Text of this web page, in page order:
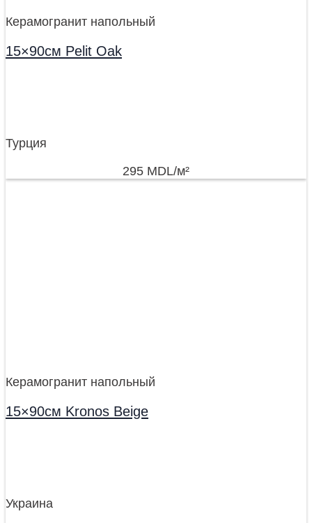
Керамогранит напольный
15×90см Pelit Oak
Турция
295 MDL/м²
Керамогранит напольный
15×90см Kronos Beige
Украина